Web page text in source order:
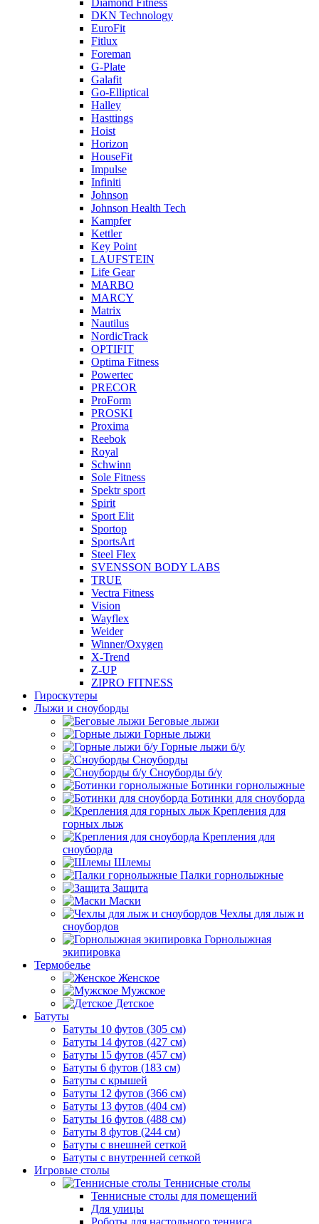
Diamond Fitness
DKN Technology
EuroFit
Fitlux
Foreman
G-Plate
Galafit
Go-Elliptical
Halley
Hasttings
Hoist
Horizon
HouseFit
Impulse
Infiniti
Johnson
Johnson Health Tech
Kampfer
Kettler
Key Point
LAUFSTEIN
Life Gear
MARBO
MARCY
Matrix
Nautilus
NordicTrack
OPTIFIT
Optima Fitness
Powertec
PRECOR
ProForm
PROSKI
Proxima
Reebok
Royal
Schwinn
Sole Fitness
Spektr sport
Spirit
Sport Elit
Sportop
SportsArt
Steel Flex
SVENSSON BODY LABS
TRUE
Vectra Fitness
Vision
Wayflex
Weider
Winner/Oxygen
X-Trend
Z-UP
ZIPRO FITNESS
Гироскутеры
Лыжи и сноуборды
Беговые лыжи
Горные лыжи
Горные лыжи б/у
Сноуборды
Сноуборды б/у
Ботинки горнолыжные
Ботинки для сноуборда
Крепления для
горных лыж
Крепления для
сноуборда
Шлемы
Палки горнолыжные
Защита
Маски
Чехлы для лыж и
сноубордов
Горнолыжная
экипировка
Термобелье
Женское
Мужское
Детское
Батуты
Батуты 10 футов (305 см)
Батуты 14 футов (427 см)
Батуты 15 футов (457 см)
Батуты 6 футов (183 см)
Батуты с крышей
Батуты 12 футов (366 см)
Батуты 13 футов (404 см)
Батуты 16 футов (488 см)
Батуты 8 футов (244 см)
Батуты с внешней сеткой
Батуты с внутренней сеткой
Игровые столы
Теннисные столы
Теннисные столы для помещений
Для улицы
Роботы для настольного тенниса